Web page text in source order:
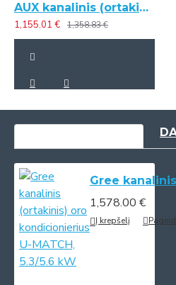
AUX kanalinis (ortakinis) oro kondicionierius, 3.52/3.81 kW
1,155.01 € 1,358.83 €
Gree
1,578.00 €
Į krepšelį